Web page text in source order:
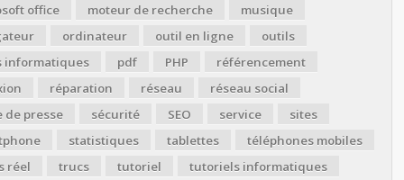
office
moteur de recherche
musique
ordinateur outil en ligne
outils
informatiques
pdf PHP
référencement
réparation réseau
réseau social
de presse
sécurité SEO service
sites
statistiques tablettes
téléphones mobiles
réel
trucs tutoriel
tutoriels informatiques